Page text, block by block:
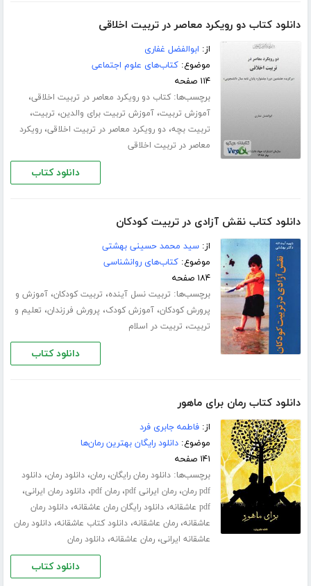
دانلود کتاب دو رویکرد معاصر در تربیت اخلاقی
از: ابوالفضل غفاری
موضوع:کتاب‌های علوم اجتماعی
۱۱۴ صفحه
برچسب‌ها:کتاب دو رویکرد معاصر در تربیت اخلاقی،
آموزش تربیت،آموزش تربیت برای والدین، تربیت،
تربیت بچه،دو رویکرد معاصر در تربیت اخلاقی،رویکرد
معاصر در تربیت اخلاقی
دانلود کتاب
دانلود کتاب نقش آزادی در تربیت کودکان
از:سید محمد حسینی بهشتی
موضوع:کتاب‌های روانشناسی
۱۸۴ صفحه
برچسب‌ها: تربیت نسل آینده، تربیت کودکان،آموزش و
پرورش کودکان،آموزش کودک، پرورش فرزندان، تعلیم و
تربیت، تربیت در اسلام
دانلود کتاب
دانلود کتاب رمان برای ماهور
از:فاطمه جابری فرد
موضوع:دانلود رایگان بهترین رمان‌ها
۱۴۱ صفحه
برچسب‌ها:دانلود رمان رایگان،رمان،دانلود رمان،دانلود
pdf رمان
،رمان ایرانی pdf ،رمان pdf ،دانلود رمان ایرانی،
pdf عاشقانه ،دانلود رایگان رمان عاشقانه،دانلود رمان
عاشقانه،رمان عاشقانه،دانلود کتاب عاشقانه،دانلود رمان
عاشقانه ایرانی،رمان عاشقانه،دانلود رمان
دانلود کتاب